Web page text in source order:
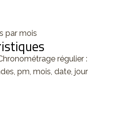
par mois
régulier :
pm, mois, date, jour